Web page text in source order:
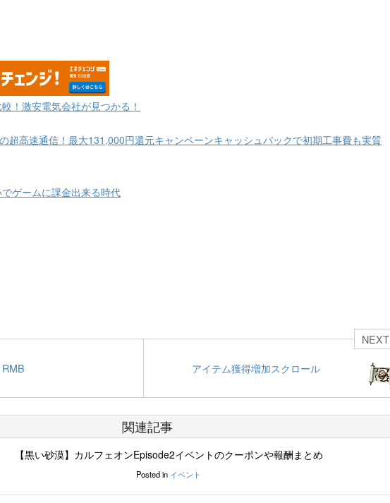
！激安電気会社が見つかる！
超高速通信！最大131,000円還元キャンペーンキャッシュバックで初期工事費も実質
ゲームに課金出来る時代
RMB
NEXT
アイテム獲得増加スクロール
関連記事
【黒い砂漠】カルフェオンEpisode2イベントのクーポンや報酬まとめ
Posted in イベント